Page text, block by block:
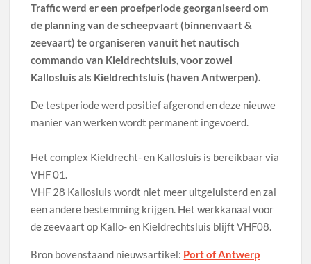
Traffic werd er een proefperiode georganiseerd om
de planning van de scheepvaart (binnenvaart &
zeevaart) te organiseren vanuit het nautisch
commando van Kieldrechtsluis, voor zowel
Kallosluis als Kieldrechtsluis (haven Antwerpen).
De testperiode werd positief afgerond en deze nieuwe
manier van werken wordt permanent ingevoerd.
Het complex Kieldrecht- en Kallosluis is bereikbaar via
VHF 01.
VHF 28 Kallosluis wordt niet meer uitgeluisterd en zal
een andere bestemming krijgen. Het werkkanaal voor
de zeevaart op Kallo- en Kieldrechtsluis blijft VHF08.
Bron bovenstaand nieuwsartikel: Port of Antwerp